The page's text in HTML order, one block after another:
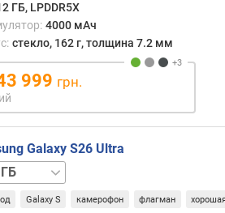
ГБ, LPDDR5X
4000 мАч
стекло, 162 г, толщина 7.2 мм
999 грн.
Galaxy S26 Ultra
1 ТБ
Galaxy S камерофон флагман